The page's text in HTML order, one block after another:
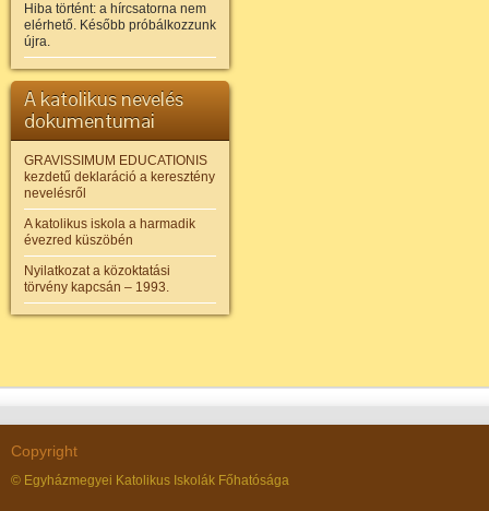
Hiba történt: a hírcsatorna nem
elérhető. Később próbálkozzunk
újra.
A katolikus nevelés
dokumentumai
GRAVISSIMUM EDUCATIONIS
kezdetű deklaráció a keresztény
nevelésről
A katolikus iskola a harmadik
évezred küszöbén
Nyilatkozat a közoktatási
törvény kapcsán – 1993.
Copyright
© Egyházmegyei Katolikus Iskolák Főhatósága